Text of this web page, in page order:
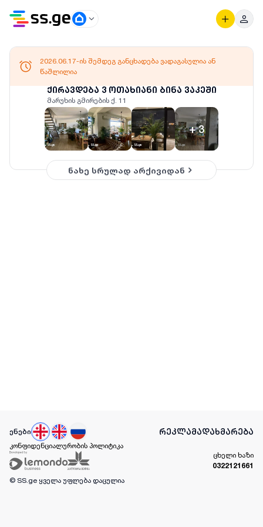
ქირავდება 3 ოთახიანი ბინა ვაკეში
მარუხის გმირების ქ. 11
+3
2026.06.17-ის შემდეგ განცხადება ვადაგასულია ან
წაშლილია
ნახე სრულად არქივიდან
ენები რეკლამადახმარება
კონფიდენციალურობის პოლიტიკა
ცხელი ხაზი
0322121661
© SS.ge ყველა უფლება დაცულია